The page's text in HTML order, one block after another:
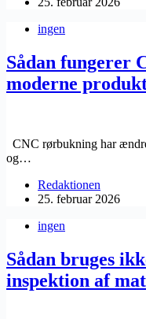
ingen
Sådan fungerer
moderne
CNC rørbukning har
og…
Redaktionen
25. februar 2026
ingen
Sådan bruges
inspektion af